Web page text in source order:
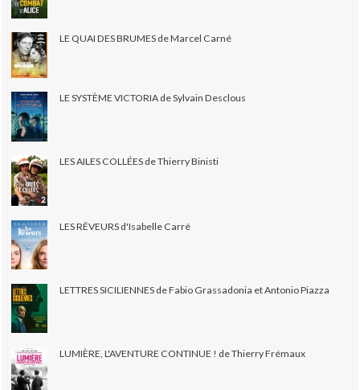
LE QUAI DES BRUMES de Marcel Carné
LE SYSTÈME VICTORIA de Sylvain Desclous
LES AILES COLLÉES de Thierry Binisti
LES RÊVEURS d'Isabelle Carré
LETTRES SICILIENNES de Fabio Grassadonia et Antonio Piazza
LUMIÈRE, L'AVENTURE CONTINUE ! de Thierry Frémaux